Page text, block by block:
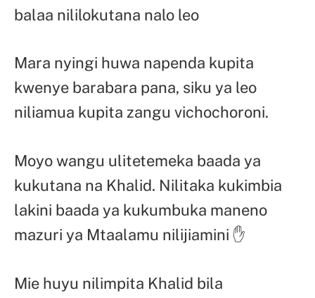
balaa nililokutana nalo leo
Mara nyingi huwa napenda kupita
kwenye barabara pana, siku ya leo
niliamua kupita zangu vichochoroni.
Moyo wangu ulitetemeka baada ya
kukutana na Khalid. Nilitaka kukimbia
lakini baada ya kukumbuka maneno
mazuri ya Mtaalamu nilijiamini ✋
Mie huyu nilimpita Khalid bila